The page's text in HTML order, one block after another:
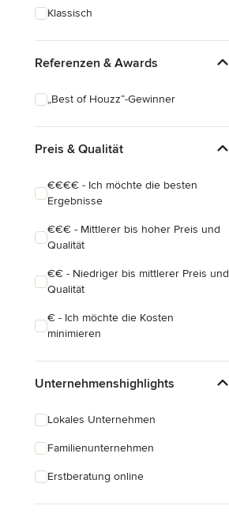
Alle anzeigen
Klassisch
Referenzen & Awards
„Best of Houzz“-Gewinner
Preis & Qualität
€€€€ - Ich möchte die besten
Ergebnisse
€€€ - Mittlerer bis hoher Preis und
Qualität
€€ - Niedriger bis mittlerer Preis und
Qualität
€ - Ich möchte die Kosten
minimieren
Unternehmenshighlights
Lokales Unternehmen
Familienunternehmen
Erstberatung online